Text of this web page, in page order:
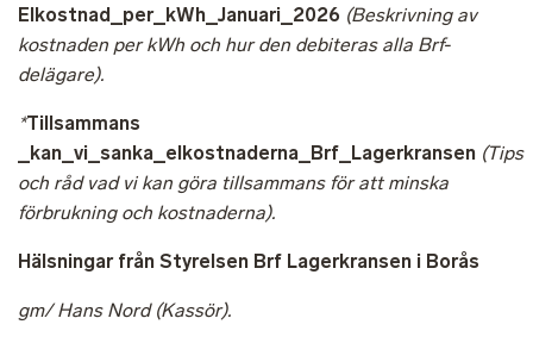
Elkostnad_per_kWh_Januari_2026 (Beskrivning av
kostnaden per kWh och hur den debiteras alla Brf-
delägare).
*Tillsammans
_kan_vi_sanka_elkostnaderna_Brf_Lagerkransen (Tips
och råd vad vi kan göra tillsammans för att minska
förbrukning och kostnaderna).
Hälsningar från Styrelsen Brf Lagerkransen i Borås
gm/ Hans Nord (Kassör).